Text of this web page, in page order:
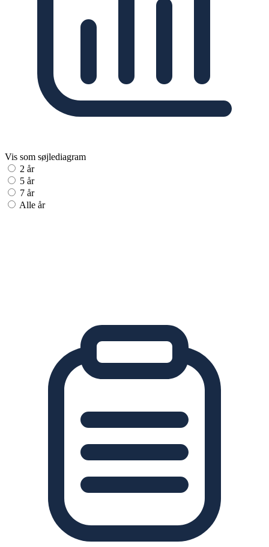
Vis som søjlediagram
2 år
5 år
7 år
Alle år